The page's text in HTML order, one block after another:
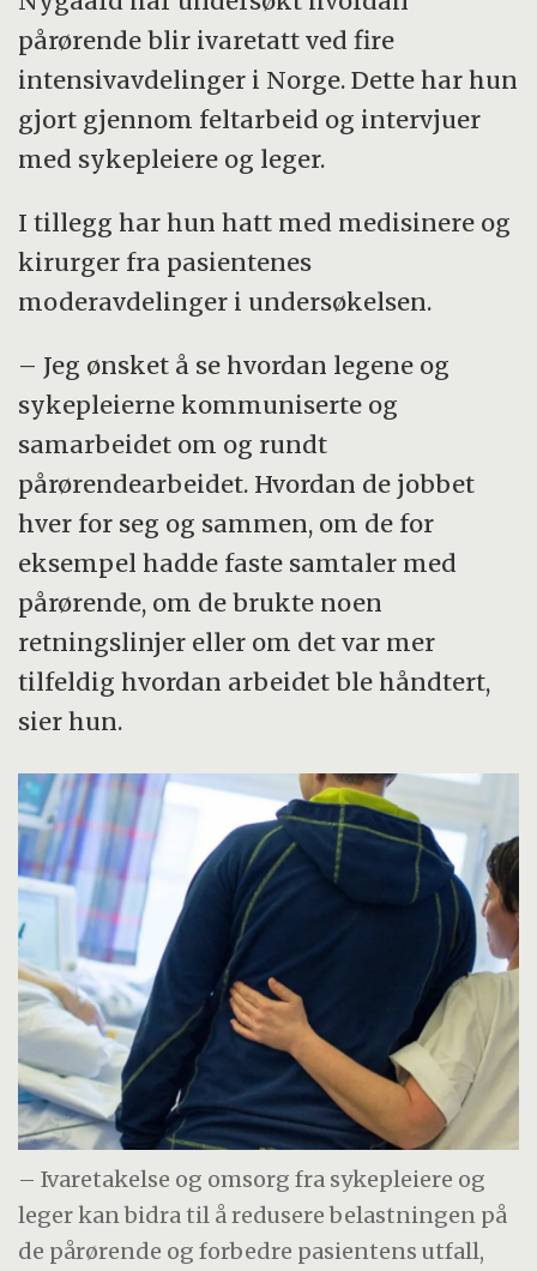
pårørende blir ivaretatt ved fire
intensivavdelinger i Norge. Dette har hun
gjort gjennom feltarbeid og intervjuer
med sykepleiere og leger.
I tillegg har hun hatt med medisinere og
kirurger fra pasientenes
moderavdelinger i undersøkelsen.
– Jeg ønsket å se hvordan legene og
sykepleierne kommuniserte og
samarbeidet om og rundt
pårørendearbeidet. Hvordan de jobbet
hver for seg og sammen, om de for
eksempel hadde faste samtaler med
pårørende, om de brukte noen
retningslinjer eller om det var mer
tilfeldig hvordan arbeidet ble håndtert,
sier hun.
– Ivaretakelse og omsorg fra sykepleiere og
leger kan bidra til å redusere belastningen på
de pårørende og forbedre pasientens utfall,